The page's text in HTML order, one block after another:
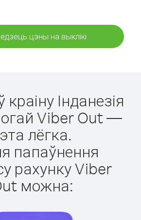
цэны на выклікі
краіну Інданезія
Viber Out —
лёгка.
папаўнення
рахунку Viber
можна: